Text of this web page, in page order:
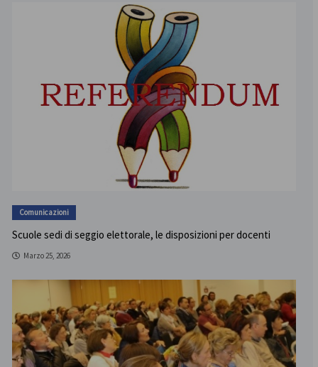
Comunicazioni
Scuole sedi di seggio elettorale, le disposizioni per docenti
Marzo 25, 2026